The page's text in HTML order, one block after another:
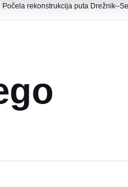
Počela rekonstrukcija puta